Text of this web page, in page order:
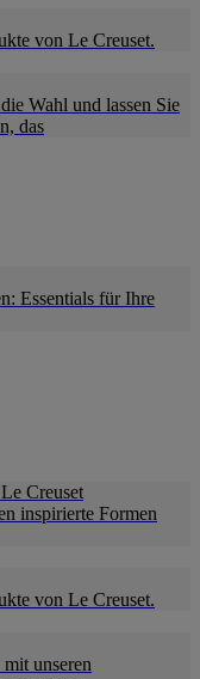
von Le Creuset.
Wahl und lassen Sie
das
Essentials für Ihre
Creuset
inspirierte Formen
von Le Creuset.
unseren